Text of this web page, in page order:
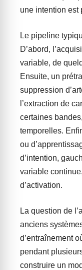
une intention est
Le pipeline
D’abord,
variable, de
Ensuite, un
suppression
l’extraction de
certaines
temporelles.
ou
d’intention,
variable
d’activation.
La question de
anciens
d’entraînement
pendant
construire un